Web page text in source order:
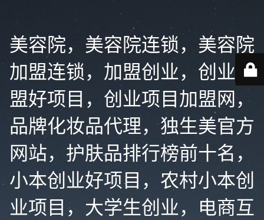
美容院，美容院连锁，美容院
加盟连锁，加盟创业，创业加
盟好项目，创业项目加盟网，
品牌化妆品代理，独生美官方
网站，护肤品排行榜前十名，
小本创业好项目，农村小本创
业项目，大学生创业，电商互